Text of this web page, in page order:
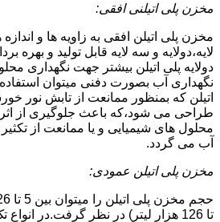
مخزن پلی اتیلنی افقی:
مخزن پلی اتیلن افقی به زاویه ها و
لایه،دولایه و سه لایه قابل تولید و بهره
دولایه پلی اتیلن بیشتر جهت نگهداری
نگهداری آب بصورت دفنی میتوان
اتیلن که بمنظور ممانعت از تابش نور
طراحی می شود،که باعث جلوگیری از
محلول های شیمیایی و یا ممانعت از
آب می گردد.
مخزن پلی اتیلن عمودی:
تا 126 هزار لیتر) در نظر گرفت.در انواع تک لایه،دولایه و